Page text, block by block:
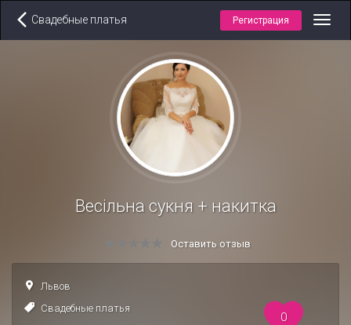
Свадебные платья Регистрация
Весільна сукня + накитка
Оставить отзыв
Львов
Свадебные платья
0